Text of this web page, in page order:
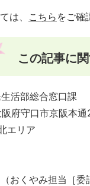
は、 こちら をご確
この記事に
活部総合窓口課
府守口市京阪本
エリア
おくやみ担当［委